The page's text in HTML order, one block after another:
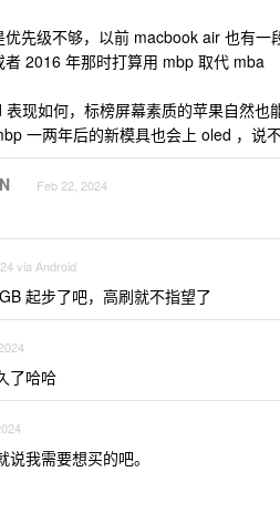
优先级不够，以前 macbook air 也有
2016 年那时打算用 mbp 取代 mba
现如何，标榜屏幕素质的苹果自然
一两年后的新模具也会上 oled ，说
Feb 22, 2024
via Android
起步了吧，高刷就不指望了
了哈哈
我需要想买的吧。